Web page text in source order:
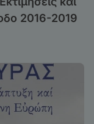
2016-2019